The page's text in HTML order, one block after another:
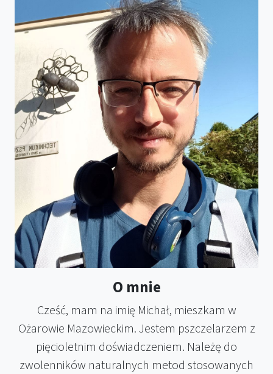
O mnie
Cześć, mam na imię Michał, mieszkam w
Ożarowie Mazowieckim. Jestem pszczelarzem z
pięcioletnim doświadczeniem. Należę do
zwolenników naturalnych metod stosowanych